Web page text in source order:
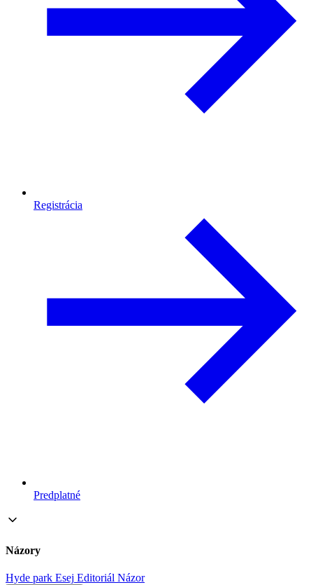
Registrácia
Predplatné
Názory
Hyde park Esej Editoriál Názor